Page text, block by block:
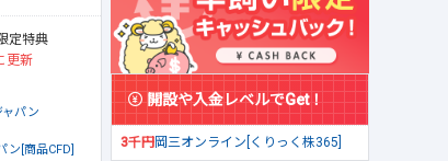
定特典
更新
ャパン
ン[商品CFD]
開設や入金レベルでGet！
3千円岡三オンライン[くりっく株365]